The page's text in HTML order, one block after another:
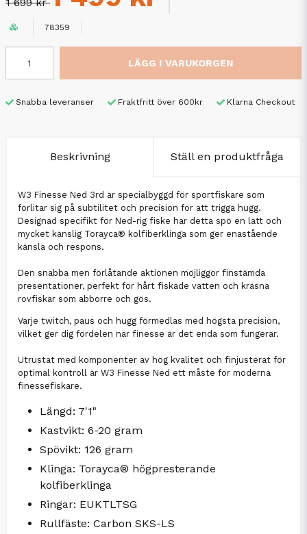
78359
LÄGG I VARUKORGEN
Snabba leveranser Fraktfritt över 600kr Klarna Checkout
Beskrivning Ställ en produktfråga
W3 Finesse Ned 3rd är specialbyggd för sportfiskare som
förlitar sig på subtilitet och precision för att trigga hugg.
Designad specifikt för Ned-rig fiske har detta spö en lätt och
mycket känslig Torayca® kolfiberklinga som ger enastående
känsla och respons.
Den snabba men förlåtande aktionen möjliggör finstämda
presentationer, perfekt för hårt fiskade vatten och kräsna
rovfiskar som abborre och gös.
Varje twitch, paus och hugg förmedlas med högsta precision,
vilket ger dig fördelen när finesse är det enda som fungerar.
Utrustat med komponenter av hög kvalitet och finjusterat för
optimal kontroll är W3 Finesse Ned ett måste för moderna
finessefiskare.
Längd: 7'1"
Kastvikt: 6-20 gram
Spövikt: 126 gram
Klinga: Torayca® högpresterande
kolfiberklinga
Ringar: EUKTLTSG
Rullfäste: Carbon SKS-LS